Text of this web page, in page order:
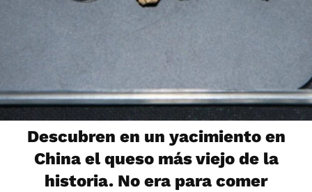
Descubren en un yacimiento en
China el queso más viejo de la
historia. No era para comer